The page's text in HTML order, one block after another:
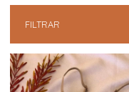
FILTRAR